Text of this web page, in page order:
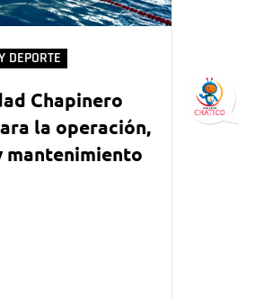
DEPORTE
Chapinero
la operación,
mantenimiento